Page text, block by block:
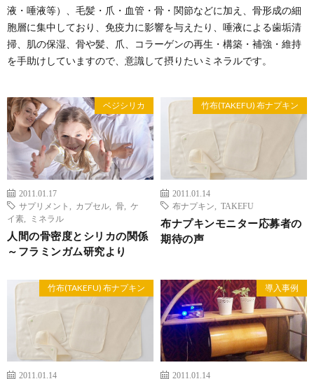
液・唾液等）、毛髪・爪・血管・骨・関節などに加え、骨形成の細
胞層に集中しており、免疫力に影響を与えたり、唾液による歯垢清
掃、肌の保湿、骨や髪、爪、コラーゲンの再生・構築・補強・維持
を手助けしていますので、意識して摂りたいミネラルです。
ベジシリカ
2011.01.17
サプリメント
カプセル 骨
ケ
イ素
ミネラル
人間の骨密度とシリカの関係
～フラミンガム研究より
竹布(TAKEFU) 布ナプキン
2011.01.14
布ナプキン
TAKEFU
布ナプキンモニター応募者の
期待の声
竹布(TAKEFU) 布ナプキン
2011.01.14
導入事例
2011.01.14